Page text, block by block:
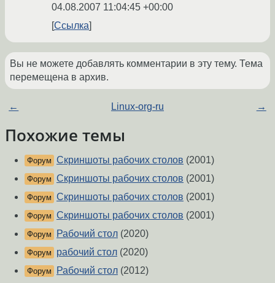
04.08.2007 11:04:45 +00:00
Ссылка
Вы не можете добавлять комментарии в эту тему. Тема
перемещена в архив.
← Linux-org-ru →
Похожие темы
Форум Скриншоты рабочих столов (2001)
Форум Скриншоты рабочих столов (2001)
Форум Скриншоты рабочих столов (2001)
Форум Скриншоты рабочих столов (2001)
Форум Рабочий стол (2020)
Форум рабочий стол (2020)
Форум Рабочий стол (2012)